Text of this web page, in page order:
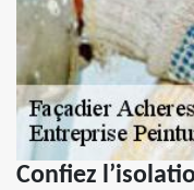
Confiez